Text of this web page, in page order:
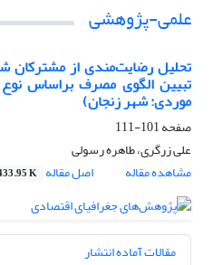
علمی-پژوهشی
تحلیل رضایت‌مندی از مشترکان
تبیین الگوی مصرف براساس
موردی: شهر زنجان)
صفحه101-111
علی زرگری، طاهره رسولی
مشاهده مقاله
اصل مقاله K
مقالات آماده انتشار